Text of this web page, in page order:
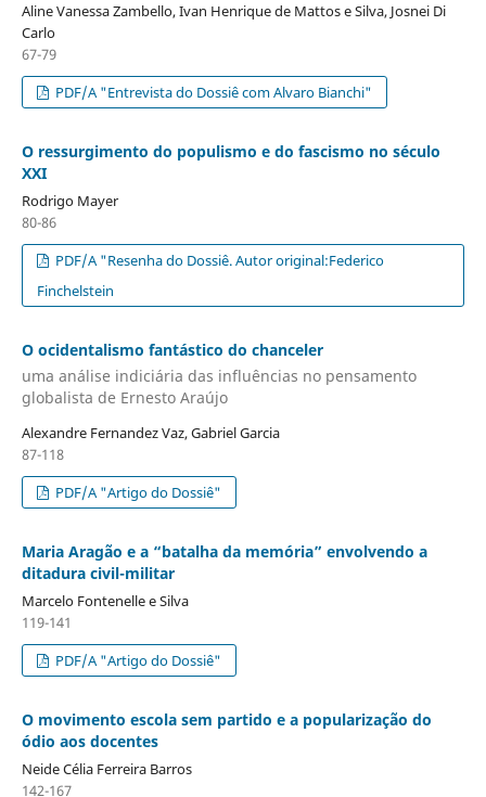
Aline Vanessa Zambello, Ivan Henrique de Mattos e Silva, Josnei Di
Carlo
67-79
PDF/A "Entrevista do Dossiê com Alvaro Bianchi"
O ressurgimento do populismo e do fascismo no século
XXI
Rodrigo Mayer
80-86
PDF/A "Resenha do Dossiê. Autor original:Federico
Finchelstein
O ocidentalismo fantástico do chanceler
uma análise indiciária das influências no pensamento
globalista de Ernesto Araújo
Alexandre Fernandez Vaz, Gabriel Garcia
87-118
PDF/A "Artigo do Dossiê"
Maria Aragão e a “batalha da memória” envolvendo a
ditadura civil-militar
Marcelo Fontenelle e Silva
119-141
PDF/A "Artigo do Dossiê"
O movimento escola sem partido e a popularização do
ódio aos docentes
Neide Célia Ferreira Barros
142-167